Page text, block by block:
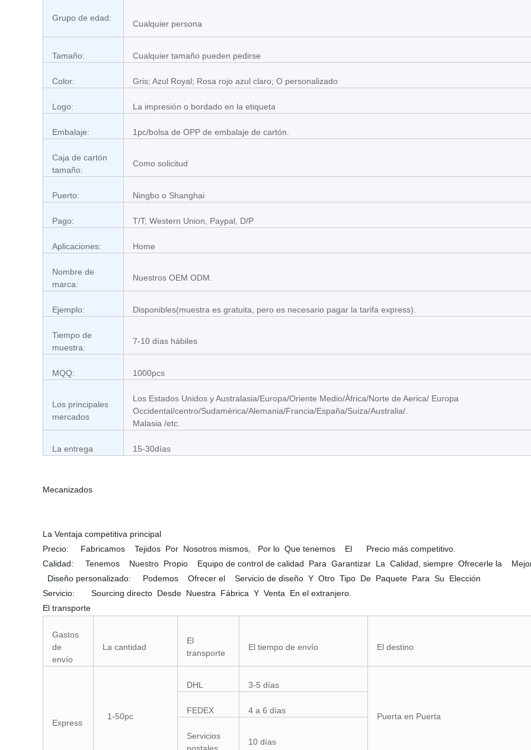
Grupo de edad:
Cualquier persona
Tamaño: Cualquier tamaño pueden pedirse
Color: Gris; Azul Royal; Rosa rojo azul claro; O personalizado
Logo: La impresión o bordado en la etiqueta
Embalaje: 1pc/bolsa de OPP de embalaje de cartón.
Caja de cartón
tamaño:
Como solicitud
Puerto: Ningbo o Shanghai
Pago: T/T; Western Union, Paypal, D/P
Aplicaciones: Home
Nombre de
marca:
Nuestros OEM ODM.
Ejemplo: Disponibles(muestra es gratuita, pero es necesario pagar la tarifa express).
Tiempo de
muestra:
7-10 días hábiles
MQQ: 1000pcs
Los principales
mercados
Los Estados Unidos y Australasia/Europa/Oriente Medio/África/Norte de Aerica/ Europa
Occidental/centro/Sudamérica/Alemania/Francia/España/Suiza/Australia/.
Malasia /etc.
La entrega 15-30días
Mecanizados
La Ventaja competitiva principal
Precio: Fabricamos Tejidos Por Nosotros mismos, Por lo Que tenemos El Precio más competitivo.
Calidad: Tenemos Nuestro Propio Equipo de control de calidad Para Garantizar La Calidad, siempre Ofrecerle la
Diseño personalizado: Podemos Ofrecer el Servicio de diseño Y Otro Tipo De Paquete Para Su Elección
Servicio: Sourcing directo Desde Nuestra Fábrica Y Venta En el extranjero.
El transporte
Gastos
de
envío
La cantidad
El
transporte
El tiempo de envío El destino
Express
1-50pc
DHL 3-5 días
Puerta en Puerta
FEDEX 4 a 6 días
Servicios
10 días